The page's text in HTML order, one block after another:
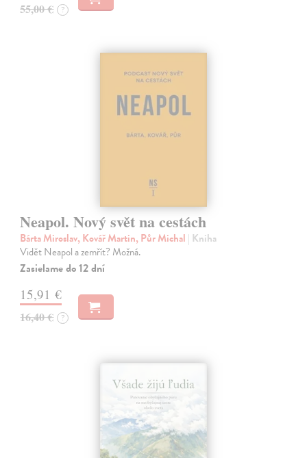
55,00 € ?
Neapol. Nový svět na cestách
Bárta Miroslav, Kovář Martin, Půr Michal | Kniha
Vidět Neapol a zemřít? Možná.
Zasielame do 12 dní
15,91 €
16,40 € ?